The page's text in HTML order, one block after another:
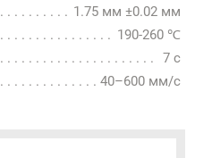
1.75 мм ±0.02 мм
190-260 ℃
7 с
40–600 мм/с